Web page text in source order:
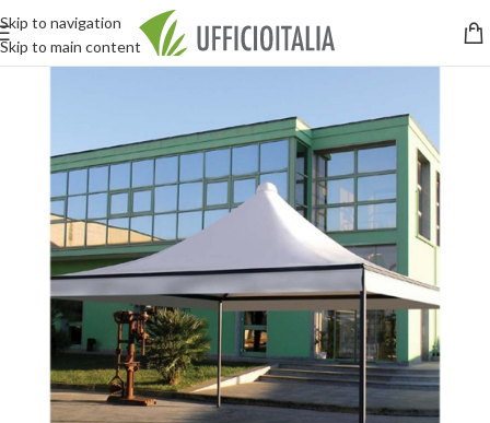
Skip to navigation
Skip to main content